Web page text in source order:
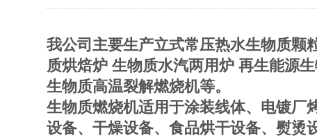
我公司主要生产立式常压热水生物质颗
质烘焙炉 生物质水汽两用炉 再生能源
生物质高温裂解燃烧机等。
生物质燃烧机适用于涂装线体、电镀厂
设备、干燥设备、食品烘干设备、熨烫